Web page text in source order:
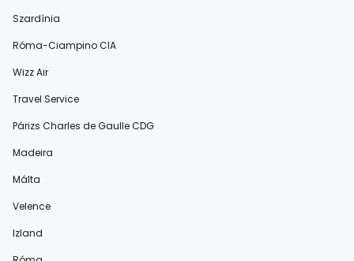
Szardínia
Róma-Ciampino CIA
Wizz Air
Travel Service
Párizs Charles de Gaulle CDG
Madeira
Málta
Velence
Izland